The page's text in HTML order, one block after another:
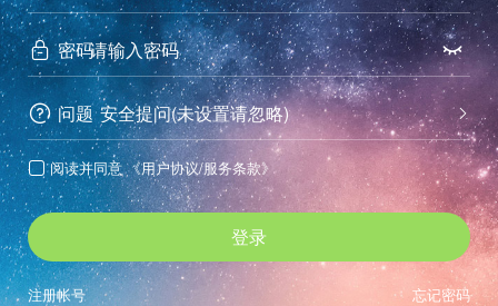
 密码 
 问题 
安全提问(未设置请忽略)
 阅读并同意 《用户协议/服务条款》
登录
忘记密码
注册帐号